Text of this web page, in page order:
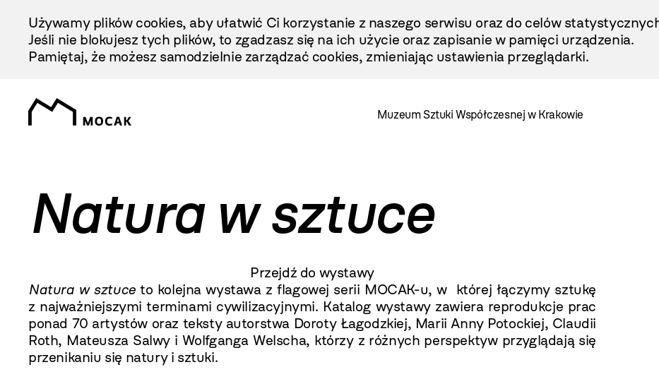
Treści
Używamy plików cookies, aby ułatwić Ci korzystanie z naszego serwisu oraz do celów
Jeśli nie blokujesz tych plików, to zgadzasz się na ich użycie oraz zapisanie w pamięci urządzenia.
Pamiętaj, że możesz samodzielnie zarządzać cookies, zmieniając ustawienia przeglądarki.
Muzeum Sztuki Współczesnej w Krakowie
Natura w sztuce
Przejdź do wystawy
Natura w sztuceto kolejna wystawa z flagowej serii MOCAK-u, w której łączymy sztukę
z najważniejszymi terminami cywilizacyjnymi. Katalog wystawy zawiera reprodukcje prac
ponad 70 artystów oraz teksty autorstwa Doroty Łagodzkiej, Marii Anny Potockiej, Claudii
Roth, Mateusza Salwy i Wolfganga Welscha, którzy z różnych perspektyw przyglądają się
przenikaniu się natury i sztuki.